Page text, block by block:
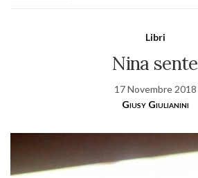
Libri
Nina sente
17 Novembre 2018
Giusy Giulianini